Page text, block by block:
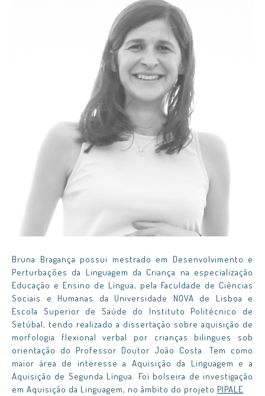
Bruna Bragança possui mestrado em Desenvolvimento e
Perturbações da Linguagem da Criança na especialização
Educação e Ensino de Língua, pela Faculdade de Ciências
Sociais e Humanas da Universidade NOVA de Lisboa e
Escola Superior de Saúde do Instituto Politécnico de
Setúbal, tendo realizado a dissertação sobre aquisição de
morfologia flexional verbal por crianças bilingues sob
orientação do Professor Doutor João Costa. Tem como
maior área de interesse a Aquisição da Linguagem e a
Aquisição de Segunda Língua. Foi bolseira de investigação
em Aquisição da Linguagem, no âmbito do projeto PIPALE